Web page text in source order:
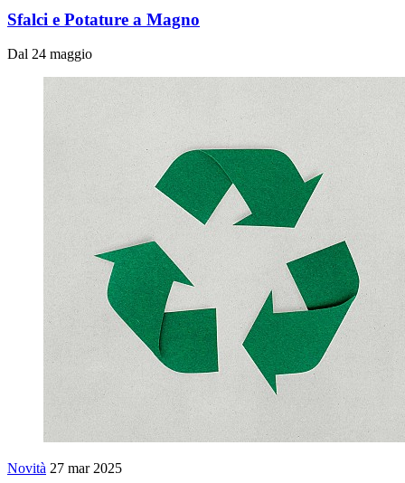
Sfalci e Potature a Magno
Dal 24 maggio
Novità 27 mar 2025